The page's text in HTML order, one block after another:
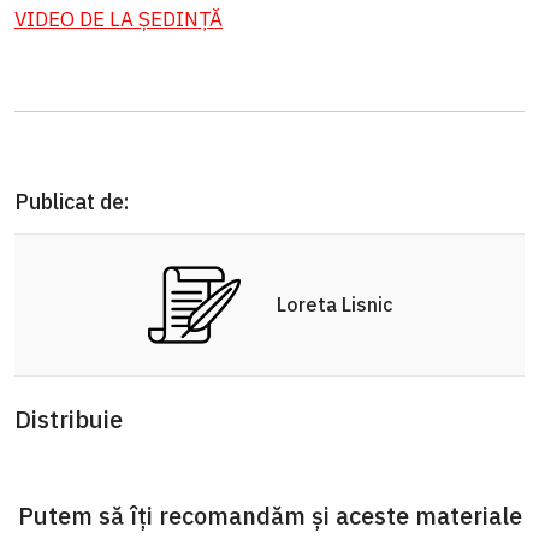
VIDEO DE LA ȘEDINȚĂ
Publicat de:
Loreta Lisnic
Distribuie
Putem să îți recomandăm și aceste materiale